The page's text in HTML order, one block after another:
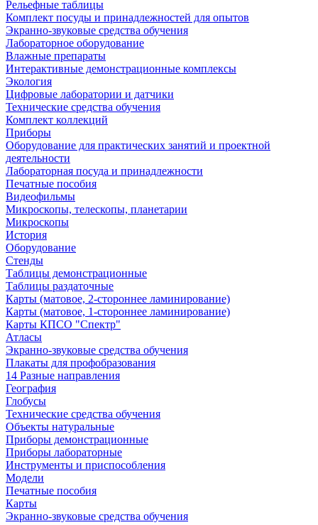
Рельефные таблицы
Комплект посуды и принадлежностей для опытов
Экранно-звуковые средства обучения
Лабораторное оборудование
Влажные препараты
Интерактивные демонстрационные комплексы
Экология
Цифровые лаборатории и датчики
Технические средства обучения
Комплект коллекций
Приборы
Оборудование для практических занятий и проектной
деятельности
Лабораторная посуда и принадлежности
Печатные пособия
Видеофильмы
Микроскопы, телескопы, планетарии
Микроскопы
История
Оборудование
Стенды
Таблицы демонстрационные
Таблицы раздаточные
Карты (матовое, 2-стороннее ламинирование)
Карты (матовое, 1-стороннее ламинирование)
Карты КПСО "Спектр"
Атласы
Экранно-звуковые средства обучения
Плакаты для профобразования
14 Разные направления
География
Глобусы
Технические средства обучения
Объекты натуральные
Приборы демонстрационные
Приборы лабораторные
Инструменты и приспособления
Модели
Печатные пособия
Карты
Экранно-звуковые средства обучения